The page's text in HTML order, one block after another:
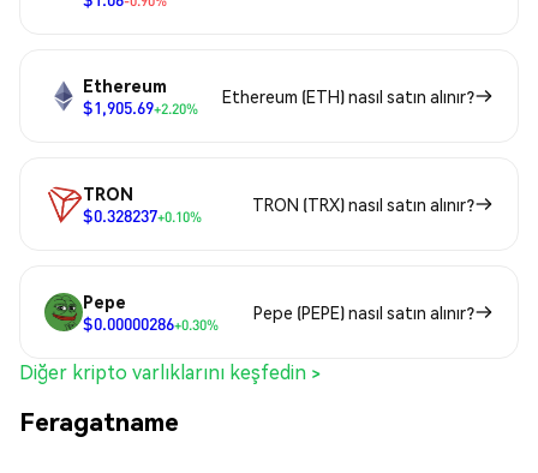
Ethereum
$1,905.69+2.20%
Ethereum (ETH) nasıl satın alınır?
TRON
$0.328237+0.10%
TRON (TRX) nasıl satın alınır?
Pepe
$0.00000286+0.30%
Pepe (PEPE) nasıl satın alınır?
Diğer kripto varlıklarını keşfedin >
Feragatname